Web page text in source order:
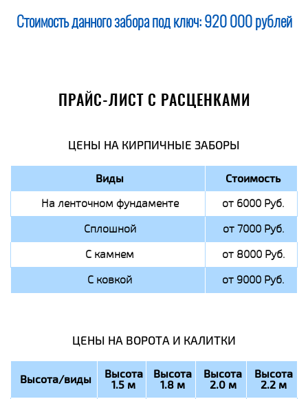
Стоимость данного забора под ключ: 920 000 рублей
ПРАЙС-ЛИСТ С РАСЦЕНКАМИ
ЦЕНЫ НА КИРПИЧНЫЕ ЗАБОРЫ
Виды Стоимость
На ленточном фундаменте
от 6000 Руб.
Сплошной
от 7000 Руб.
С камнем
от 8000 Руб.
С ковкой
от 9000 Руб.
ЦЕНЫ НА ВОРОТА И КАЛИТКИ
Высота/виды Высота
1.5 м
Высота
1.8 м
Высота
2.0 м
Высота
2.2 м